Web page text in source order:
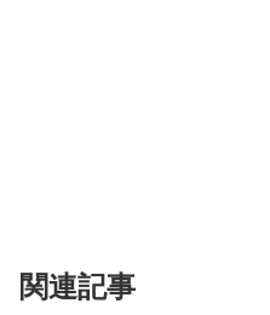
関連記事